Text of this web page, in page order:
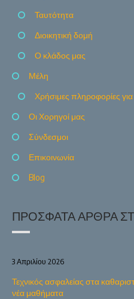
Ταυτότητα
Διοικητική δομή
Ο κλάδος μας
Μέλη
Χρήσιμες πληροφορίες
Οι Χορηγοί μας
Σύνδεσμοι
Επικοινωνία
Blog
ΠΡΌΣΦΑΤΑ ΆΡΘΡΑ ΣΤΟ
Τεχνικός ασφαλείας στα
νέα μαθήματα
3 Απριλίου 2026